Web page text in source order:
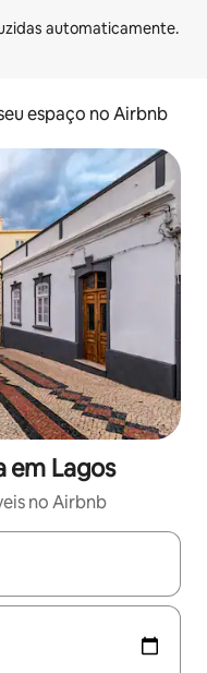
espaço no Airbnb
em Lagos
no Airbnb
explore-os